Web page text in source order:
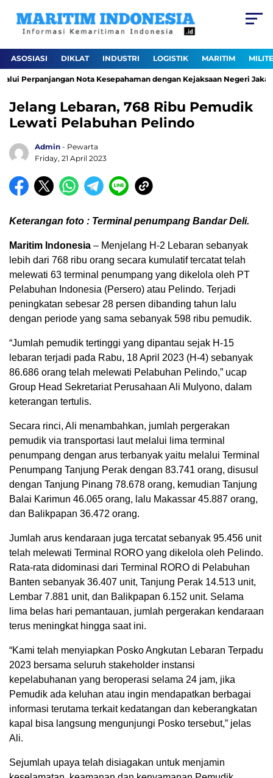
ASOSIASI DIKLAT INDUSTRI LOGISTIK MARITIM
Perpanjangan Nota Kesepahaman dengan Kejaksaan Negeri Jakarta
Jelang Lebaran, 768 Ribu Pemudik
Lewati Pelabuhan Pelindo
Admin - Pewarta
Friday, 21 April 2023
Keterangan foto : Terminal penumpang Bandar Deli.
Maritim Indonesia – Menjelang H-2 Lebaran sebanyak
lebih dari 768 ribu orang secara kumulatif tercatat telah
melewati 63 terminal penumpang yang dikelola oleh PT
Pelabuhan Indonesia (Persero) atau Pelindo. Terjadi
peningkatan sebesar 28 persen dibanding tahun lalu
dengan periode yang sama sebanyak 598 ribu pemudik.
“Jumlah pemudik tertinggi yang dipantau sejak H-15
lebaran terjadi pada Rabu, 18 April 2023 (H-4) sebanyak
86.686 orang telah melewati Pelabuhan Pelindo,” ucap
Group Head Sekretariat Perusahaan Ali Mulyono, dalam
keterangan tertulis.
Secara rinci, Ali menambahkan, jumlah pergerakan
pemudik via transportasi laut melalui lima terminal
penumpang dengan arus terbanyak yaitu melalui Terminal
Penumpang Tanjung Perak dengan 83.741 orang, disusul
dengan Tanjung Pinang 78.678 orang, kemudian Tanjung
Balai Karimun 46.065 orang, lalu Makassar 45.887 orang,
dan Balikpapan 36.472 orang.
Jumlah arus kendaraan juga tercatat sebanyak 95.456 unit
telah melewati Terminal RORO yang dikelola oleh Pelindo.
Rata-rata didominasi dari Terminal RORO di Pelabuhan
Banten sebanyak 36.407 unit, Tanjung Perak 14.513 unit,
Lembar 7.881 unit, dan Balikpapan 6.152 unit. Selama
lima belas hari pemantauan, jumlah pergerakan kendaraan
terus meningkat hingga saat ini.
“Kami telah menyiapkan Posko Angkutan Lebaran Terpadu
2023 bersama seluruh stakeholder instansi
kepelabuhanan yang beroperasi selama 24 jam, jika
Pemudik ada keluhan atau ingin mendapatkan berbagai
informasi terutama terkait kedatangan dan keberangkatan
kapal bisa langsung mengunjungi Posko tersebut,” jelas
Ali.
Sejumlah upaya telah disiagakan untuk menjamin